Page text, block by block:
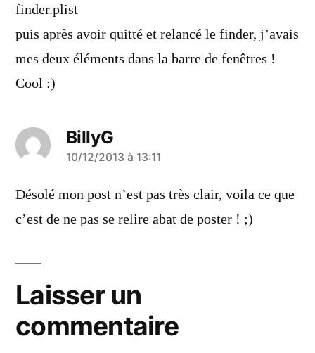
finder.plist
puis après avoir quitté et relancé le finder, j’avais
mes deux éléments dans la barre de fenêtres !
Cool :)
BillyG
a
dit :
10/12/2013 à 13:11
Désolé mon post n’est pas très clair, voila ce que
c’est de ne pas se relire abat de poster ! ;)
Laisser un
commentaire